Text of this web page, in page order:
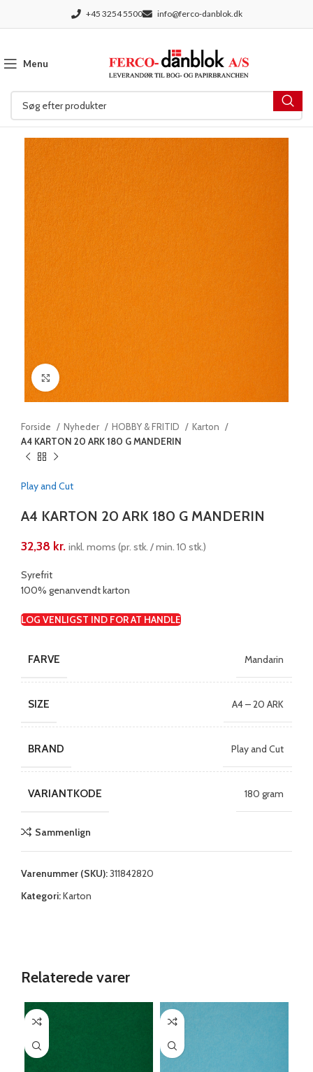
+45 3254 5500 info@ferco-danblok.dk
Menu
Forside Nyheder HOBBY & FRITID
Karton
A4 KARTON 20 ARK 180 G MANDERIN
Play and Cut
A4 KARTON 20 ARK 180 G MANDERIN
32,38 kr. inkl. moms (pr. stk. / min. 10 stk.)
Syrefrit
100% genanvendt karton
LOG VENLIGST IND FOR AT HANDLE
FARVE Mandarin
SIZE A4 – 20 ARK
BRAND Play and Cut
VARIANTKODE 180 gram
Sammenlign
Varenummer (SKU):311842820
Kategori:Karton
Relaterede varer